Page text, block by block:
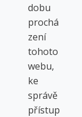
dobu
prochá
zení
tohoto
webu,
ke
správě
přístup